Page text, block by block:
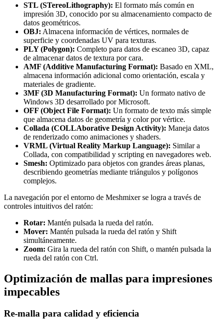
STL (STereoLithography): El formato más común en
impresión 3D, conocido por su almacenamiento compacto de
datos geométricos.
OBJ: Almacena información de vértices, normales de
superficie y coordenadas UV para texturas.
PLY (Polygon): Completo para datos de escaneo 3D, capaz
de almacenar datos de textura por cara.
AMF (Additive Manufacturing Format): Basado en XML,
almacena información adicional como orientación, escala y
materiales de gradiente.
3MF (3D Manufacturing Format): Un formato nativo de
Windows 3D desarrollado por Microsoft.
OFF (Object File Format): Un formato de texto más simple
que almacena datos de geometría y color por vértice.
Collada (COLLAborative Design Activity): Maneja datos
de renderizado como animaciones y shaders.
VRML (Virtual Reality Markup Language): Similar a
Collada, con compatibilidad y scripting en navegadores web.
Smesh: Optimizado para objetos con grandes áreas planas,
describiendo geometrías mediante triángulos y polígonos
complejos.
La navegación por el entorno de Meshmixer se logra a través de
controles intuitivos del ratón:
Rotar: Mantén pulsada la rueda del ratón.
Mover: Mantén pulsada la rueda del ratón y Shift
simultáneamente.
Zoom: Gira la rueda del ratón con Shift, o mantén pulsada la
rueda del ratón con Ctrl.
Optimización de mallas para impresiones
impecables
Re-malla para calidad y eficiencia